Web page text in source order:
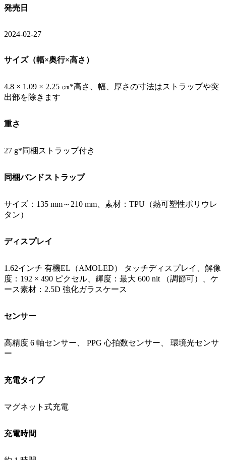
発売日
2024-02-27
サイズ（幅×奥行×高さ）
4.8 × 1.09 × 2.25 ㎝*高さ、幅、厚さの寸法はストラップや突
出部を除きます
重さ
27 g*同梱ストラップ付き
同梱バンドストラップ
サイズ：135 mm～210 mm、素材：TPU（熱可塑性ポリウレ
タン）
ディスプレイ
1.62インチ 有機EL（AMOLED） タッチディスプレイ、解像
度：192 × 490 ピクセル、輝度：最大 600 nit （調節可）、ケ
ース素材：2.5D 強化ガラスケース
センサー
高精度 6 軸センサー、 PPG 心拍数センサー、 環境光センサ
ー
充電タイプ
マグネット式充電
充電時間